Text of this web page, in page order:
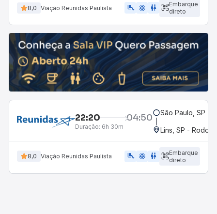
8,0 Viação Reunidas Paulista airline_seat_legroom_extra ac_unit wc
Embarque
direto
22:20 04:50
Duração: 6h 30m
São Paulo, SP -
Lins, SP -
8,0 Viação Reunidas Paulista airline_seat_legroom_extra ac_unit wc
Embarque
direto